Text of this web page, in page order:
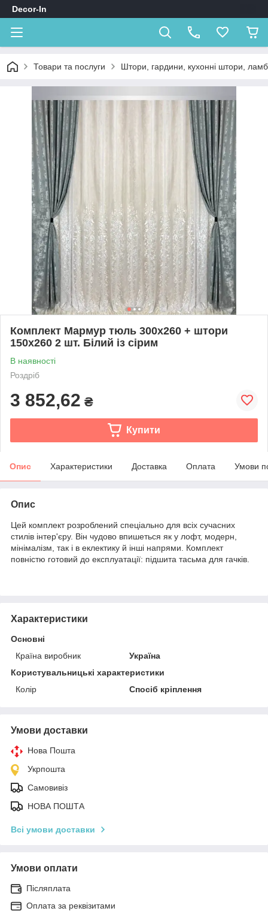
Decor-In
Товари та послуги Штори, гардини, кухонні штори,
Комплект Мармур тюль 300х260 + штори
150х260 2 шт. Білий із сірим
В наявності
Роздріб
3 852,62 ₴
Купити
Опис Характеристики Доставка Оплата Умови
Опис
Цей комплект розроблений спеціально для всіх сучасних
стилів інтер'єру. Він чудово впишеться як у лофт, модерн,
мінімалізм, так і в еклектику й інші напрями. Комплект
повністю готовий до експлуатації: підшита тасьма для гачків.
Характеристики
Основні
Країна виробник
Україна
Користувальницькі характеристики
Колір
Спосіб кріплення
Умови доставки
Нова Пошта
Укрпошта
Самовивіз
НОВА ПОШТА
Всі умови доставки
Умови оплати
Післяплата
Оплата за реквізитами